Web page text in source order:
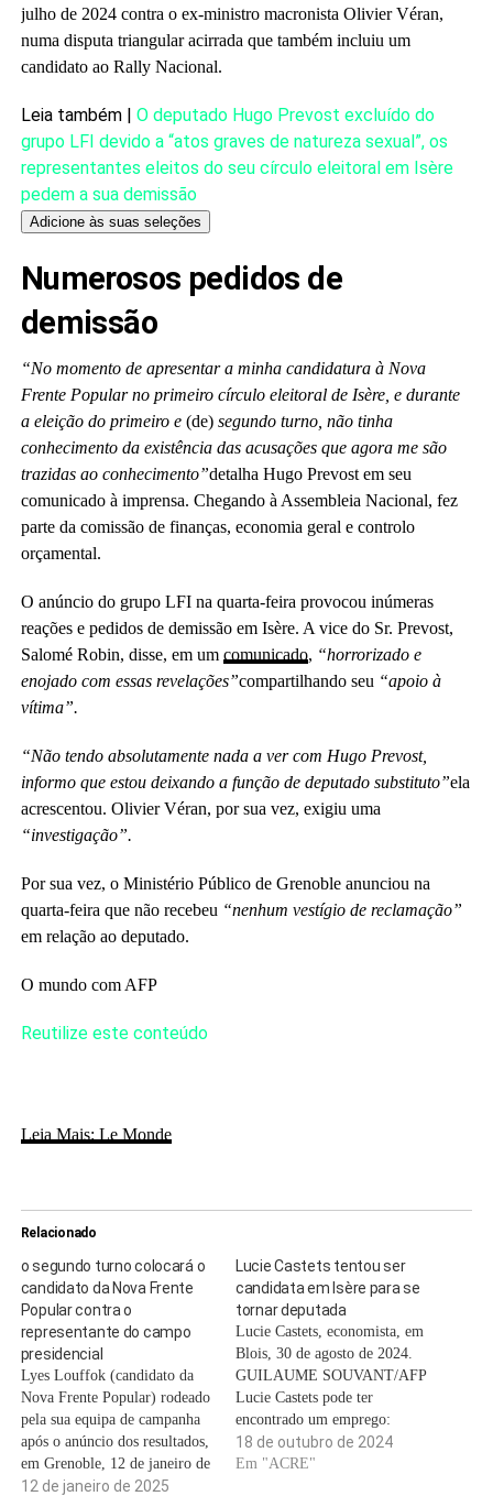
julho de 2024 contra o ex-ministro macronista Olivier Véran,
numa disputa triangular acirrada que também incluiu um
candidato ao Rally Nacional.
Leia também | O deputado Hugo Prevost excluído do
grupo LFI devido a “atos graves de natureza sexual”, os
representantes eleitos do seu círculo eleitoral em Isère
pedem a sua demissão
Adicione às suas seleções
Numerosos pedidos de
demissão
“No momento de apresentar a minha candidatura à Nova
Frente Popular no primeiro círculo eleitoral de Isère, e durante
a eleição do primeiro e (de) segundo turno, não tinha
conhecimento da existência das acusações que agora me são
trazidas ao conhecimento”detalha Hugo Prevost em seu
comunicado à imprensa. Chegando à Assembleia Nacional, fez
parte da comissão de finanças, economia geral e controlo
orçamental.
O anúncio do grupo LFI na quarta-feira provocou inúmeras
reações e pedidos de demissão em Isère. A vice do Sr. Prevost,
Salomé Robin, disse, em um comunicado, “horrorizado e
enojado com essas revelações”compartilhando seu “apoio à
vítima”.
“Não tendo absolutamente nada a ver com Hugo Prevost,
informo que estou deixando a função de deputado substituto”ela
acrescentou. Olivier Véran, por sua vez, exigiu uma
“investigação”.
Por sua vez, o Ministério Público de Grenoble anunciou na
quarta-feira que não recebeu “nenhum vestígio de reclamação”
em relação ao deputado.
O mundo com AFP
Reutilize este conteúdo
Leia Mais: Le Monde
Relacionado
o segundo turno colocará o
candidato da Nova Frente
Popular contra o
representante do campo
presidencial
Lyes Louffok (candidato da
Nova Frente Popular) rodeado
pela sua equipa de campanha
após o anúncio dos resultados,
em Grenoble, 12 de janeiro de
2025. BENOIT
12 de janeiro de 2025
Lucie Castets tentou ser
candidata em Isère para se
tornar deputada
Lucie Castets, economista, em
Blois, 30 de agosto de 2024.
GUILAUME SOUVANT/AFP
Lucie Castets pode ter
encontrado um emprego:
deputada de Isère. Desde a
renúncia, no início de outubro,
18 de outubro de 2024
Em "ACRE"